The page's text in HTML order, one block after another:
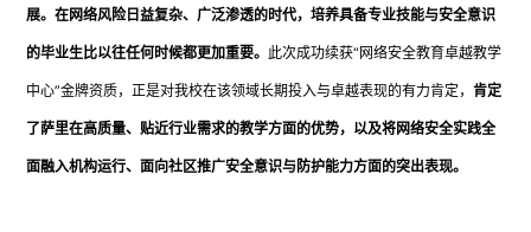
展。 在网络风险日益复杂、广泛渗透的时代，培养具备专业技能与安全意识
的毕业生比以往任何时候都更加重要。 此次成功续获“网络安全教育卓越教学
中心”金牌资质，正是对我校在该领域长期投入与卓越表现的有力肯定， 肯定
了萨里在高质量、贴近行业需求的教学方面的优势，以及将网络安全实践全
面融入机构运行、面向社区推广安全意识与防护能力方面的突出表现。